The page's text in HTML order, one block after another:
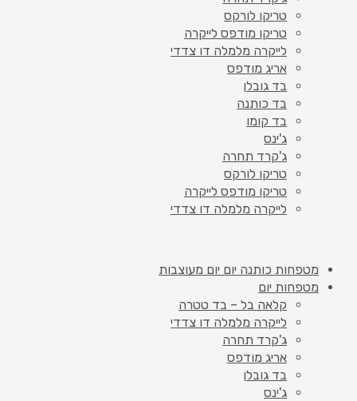
טריקו לורקס
טריקו מודפס לייקרה
לייקרה מלמלה דו צדדי
אריג מודפס
בד גובלן
בד כותנה
בד קומו
ג'ינס
ג'קרד תחרה
טריקו לורקס
טריקו מודפס לייקרה
לייקרה מלמלה דו צדדי
מטפחות כותנה יום יום מעוצבות
מטפחות יום
קלאה בל – בד טטרה
לייקרה מלמלה דו צדדי
ג'קרד תחרה
אריג מודפס
בד גובלן
ג'ינס